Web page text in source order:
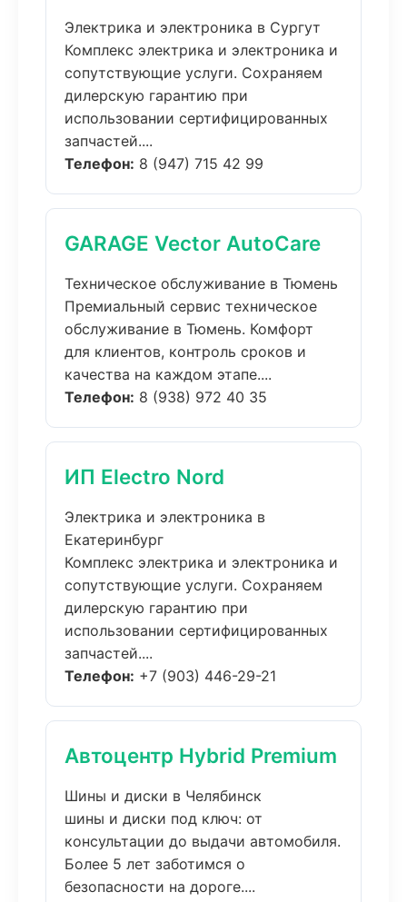
Электрика и электроника в Сургут
Комплекс электрика и электроника и
сопутствующие услуги. Сохраняем
дилерскую гарантию при
использовании сертифицированных
запчастей....
Телефон: 8 (947) 715 42 99
GARAGE Vector AutoCare
Техническое обслуживание в Тюмень
Премиальный сервис техническое
обслуживание в Тюмень. Комфорт
для клиентов, контроль сроков и
качества на каждом этапе....
Телефон: 8 (938) 972 40 35
ИП Electro Nord
Электрика и электроника в
Екатеринбург
Комплекс электрика и электроника и
сопутствующие услуги. Сохраняем
дилерскую гарантию при
использовании сертифицированных
запчастей....
Телефон: +7 (903) 446-29-21
Автоцентр Hybrid Premium
Шины и диски в Челябинск
шины и диски под ключ: от
консультации до выдачи автомобиля.
Более 5 лет заботимся о
безопасности на дороге....